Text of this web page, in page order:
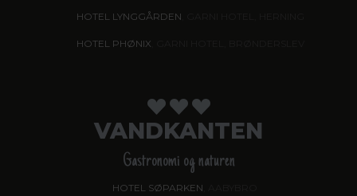
HOTEL LYNGGÅRDEN
HOTEL PHØNIX
VANDKANTEN
Gastronomi og naturen
HOTEL SØPARKEN